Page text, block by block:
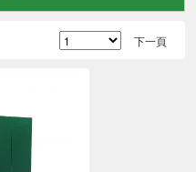
下一頁